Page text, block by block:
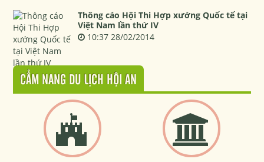
Thông cáo Hội Thi Hợp xướng Quốc tế tại
Việt Nam lần thứ IV
10:37 28/02/2014
CẨM NANG DU LỊCH HỘI AN